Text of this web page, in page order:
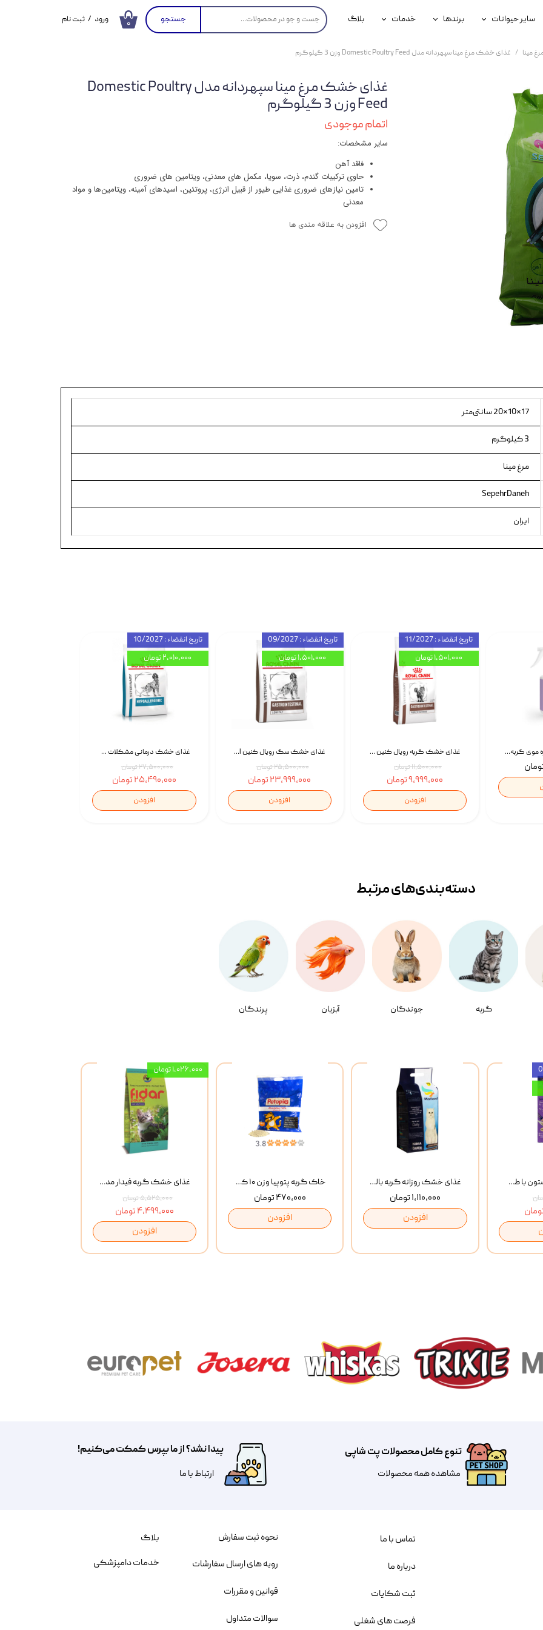
۰ جستجو
سگ
سایر حیوانات
محصولات پرندگان
محصولات آبزیان
برندها
جوسرا
خدمات
خدمات آنلاین دامپزشکی
بلاگ ورود / ثبت نام
سفارشات
مینا غذای خشک مرغ مینا سپهردانه مدل Domestic Poultry Feed وزن 3 گیلوگرم
غذای خشک مرغ مینا سپهردانه مدل Domestic Poultry
Feed وزن 3 گیلوگرم
اتمام موجودی
سایر مشخصات:
فاقد آهن
حاوی ترکیبات گندم، ذرت، سویا، مکمل های معدنی، ویتامین های ضروری
تامین نیازهای ضروری غذایی طیور از قبیل انرژی، پروتئین، اسیدهای آمینه، ویتامین‌ها و مواد
معدنی
افزودن به علاقه مندی ها
17×10×20 سانتی‌متر
3 کیلوگرم
مرغ مینا
SepehrDaneh
ایران
غذای خشک درمانی مشکلات گوارشی سگ رویال کنین Royal Canin Hypoallergenic وزن 7 کیلوگرم | پت استوک
۲۷,۵۰۰,۰۰۰ تومان
۲۵,۴۹۰,۰۰۰ تومان
افزودن
تاریخ انقضاء : 10/2027
۲,۰۱۰,۰۰۰ تومان
غذای خشک سگ رویال کنین Royal Canin Gastrointestinal وزن 7.5 کیلوگرم | پت استوک
۲۵,۵۰۰,۰۰۰ تومان
۲۳,۹۹۹,۰۰۰ تومان
افزودن
تاریخ انقضاء : 09/2027
۱,۵۰۱,۰۰۰ تومان
غذای خشک گربه رویال کنین Gastrointestinal Fibre Response وزن 2 کیلوگرم | پت استوک
۱۱,۵۰۰,۰۰۰ تومان
۹,۹۹۹,۰۰۰ تومان
افزودن
تاریخ انقضاء : 11/2027
۱,۵۰۱,۰۰۰ تومان
اسپری بازکننده گره موی گربه نئوپت Neopet Detangling Spray حجم 120 میلی گرم
گربه جوندگان آبزیان پرندگان
دسته‌بندی‌‌های مرتبط
غذای خشک گربه فیدار مدل Adult وزن 10 کیلوگرم
۵,۵۲۵,۰۰۰ تومان
۴,۴۹۹,۰۰۰ تومان
افزودن
۱,۰۲۶,۰۰۰ تومان
خاک گربه پتوپیا وزن ۱۰ کیلوگرم
۴۷۰,۰۰۰ تومان
افزودن
غذای خشک روزانه گربه بالغ مفید MoFeed Adult Daily Cat Food وزن 2 کیلوگرم
۱,۱۱۰,۰۰۰ تومان
افزودن
بستنی گربه وینستون با طعم مرغ و ماهی Winstone Chicken & Fish بسته 8 عددی
تنوع کامل محصولات پت شاپی
مشاهده همه محصولات
پیدا نشد؟ از ما بپرس کمکت می‌کنیم!
​​​ارتباط با ما
نحوه ثبت سفارش
رویه های ارسال سفارشات
قوانین و مقررات
سوالات متداول
تماس با ما
درباره ما
ثبت شکایات
فرصت های شغلی
بلاگ
خدمات دامپزشکی